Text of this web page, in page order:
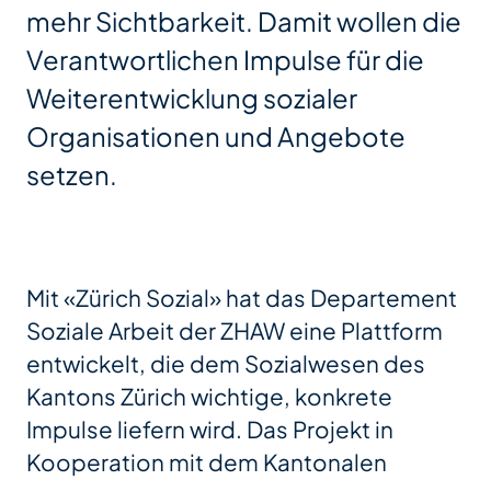
mehr Sichtbarkeit. Damit wollen die
Verantwortlichen Impulse für die
Weiterentwicklung sozialer
Organisationen und Angebote
setzen.
Mit «Zürich Sozial» hat das Departement
Soziale Arbeit der ZHAW eine Plattform
entwickelt, die dem Sozialwesen des
Kantons Zürich wichtige, konkrete
Impulse liefern wird. Das Projekt in
Kooperation mit dem Kantonalen